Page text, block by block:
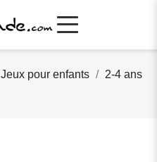
Jeux pour enfants
2-4 ans